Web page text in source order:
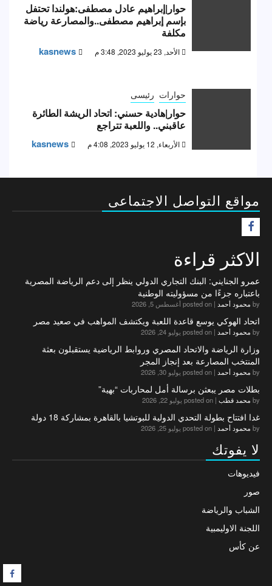
حوار|إبراهيم عادل مصطفى:هولندا تحتفل
بإسم إبراهيم مصطفى..والمصارعة رياضة
مكلفة
الأحد, 23 يوليو 2023, 3:48 م kasnews
حوارات رئيسى
حوار|هادية حسني: اتحاد الريشة الطائرة
عاقبني.. واللعبة تتراجع
الأربعاء, 12 يوليو 2023, 4:08 م kasnews
مواقع التواصل الاجتماعى
الاكثر قراءة
عمرو الجنايني: البنك التجاري الدولي ينظر إلى دعم الرياضة المصرية
باعتباره جزءًا من مسؤوليته الوطنية
by محمود أحمد | posted on أغسطس 5, 2026
اتحاد الهوكي يوسع قاعدة اللعبة ويكتشف المواهب في صعيد مصر
by محمود أحمد | posted on يوليو 24, 2026
وزارة الرياضة والاتحاد المصري وروابط الرياضية يستقبلون بعثة
المنتخب المصارعة بعد إنجاز المجر
by محمود أحمد | posted on يوليو 30, 2026
بطلات مصر يبعثن برسالة أمل لمحاربات “بهية”
by محمد قطب | posted on يوليو 22, 2026
غدا افتتاح بطولة التحدي الدولية للبوتشيا بالقاهرة بمشاركة 18 دولة
by محمود أحمد | posted on يوليو 25, 2026
لا يفوتك
فيديوهات
صور
الشباب والرياضة
اللجنة الاوليمبية
عن كأس
F